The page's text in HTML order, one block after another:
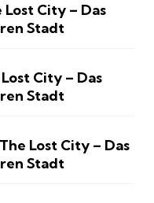
Lost City – Das
Stadt
City – Das
Stadt
Lost City – Das
Stadt